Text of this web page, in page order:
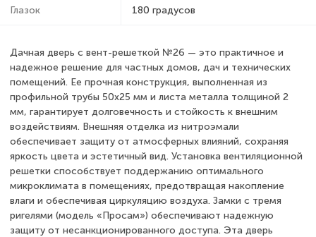
Глазок 180 градусов
Дачная дверь с вент-решеткой №26 — это практичное и
надежное решение для частных домов, дач и технических
помещений. Ее прочная конструкция, выполненная из
профильной трубы 50х25 мм и листа металла толщиной 2
мм, гарантирует долговечность и стойкость к внешним
воздействиям. Внешняя отделка из нитроэмали
обеспечивает защиту от атмосферных влияний, сохраняя
яркость цвета и эстетичный вид. Установка вентиляционной
решетки способствует поддержанию оптимального
микроклимата в помещениях, предотвращая накопление
влаги и обеспечивая циркуляцию воздуха. Замки с тремя
ригелями (модель «Просам») обеспечивают надежную
защиту от несанкционированного доступа. Эта дверь